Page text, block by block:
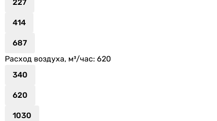
227
414
687
Расход воздуха, м³/час: 620
340
620
1030